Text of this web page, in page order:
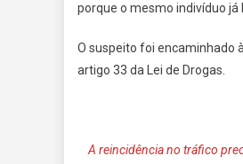
porque o mesmo indivíduo
O suspeito foi encaminhado
artigo 33 da Lei de Drogas.
A reincidência no tráfico